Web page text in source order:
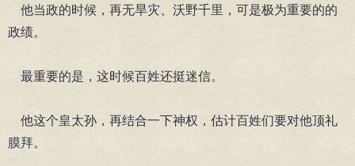
他当政的时候，再无旱灾、沃野千里，可是极为重要的的
政绩。
最重要的是，这时候百姓还挺迷信。
他这个皇太孙，再结合一下神权，估计百姓们要对他顶礼
膜拜。